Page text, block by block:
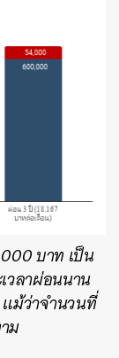
บาท เป็น
วลาผ่อนนาน
แม้ว่าจำนวนที่
ม
EMAIL